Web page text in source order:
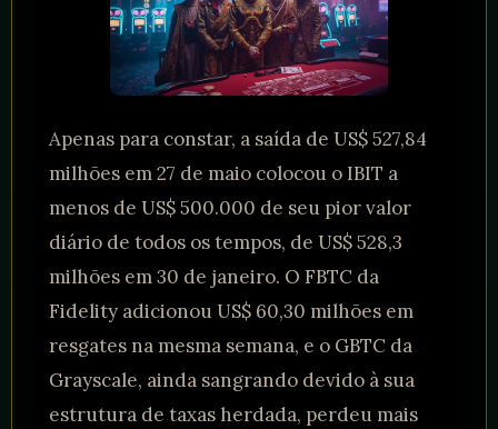
Apenas para constar, a saída de US$ 527,84
milhões em 27 de maio colocou o IBIT a
menos de US$ 500.000 de seu pior valor
diário de todos os tempos, de US$ 528,3
milhões em 30 de janeiro. O FBTC da
Fidelity adicionou US$ 60,30 milhões em
resgates na mesma semana, e o GBTC da
Grayscale, ainda sangrando devido à sua
estrutura de taxas herdada, perdeu mais